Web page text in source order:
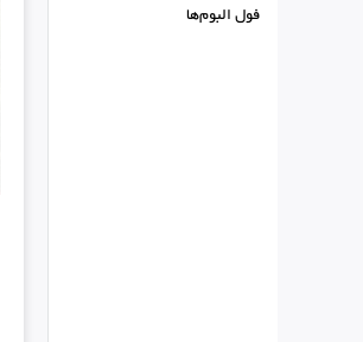
فول البوم‌ها